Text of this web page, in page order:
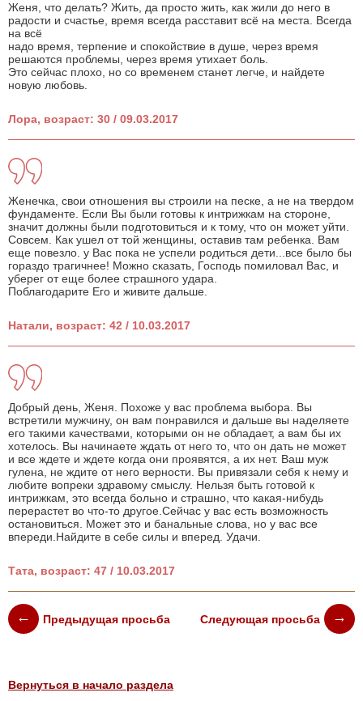
Женя, что делать? Жить, да просто жить, как жили до него в
радости и счастье, время всегда расставит всё на места. Всегда
на всё
надо время, терпение и спокойствие в душе, через время
решаются проблемы, через время утихает боль.
Это сейчас плохо, но со временем станет легче, и найдете
новую любовь.
Лора, возраст: 30 / 09.03.2017
Женечка, свои отношения вы строили на песке, а не на твердом
фундаменте. Если Вы были готовы к интрижкам на стороне,
значит должны были подготовиться и к тому, что он может уйти.
Совсем. Как ушел от той женщины, оставив там ребенка. Вам
еще повезло. у Вас пока не успели родиться дети...все было бы
гораздо трагичнее! Можно сказать, Господь помиловал Вас, и
уберег от еще более страшного удара.
Поблагодарите Его и живите дальше.
Натали, возраст: 42 / 10.03.2017
Добрый день, Женя. Похоже у вас проблема выбора. Вы
встретили мужчину, он вам понравился и дальше вы наделяете
его такими качествами, которыми он не обладает, а вам бы их
хотелось. Вы начинаете ждать от него то, что он дать не может
и все ждете и ждете когда они проявятся, а их нет. Ваш муж
гулена, не ждите от него верности. Вы привязали себя к нему и
любите вопреки здравому смыслу. Нельзя быть готовой к
интрижкам, это всегда больно и страшно, что какая-нибудь
перерастет во что-то другое.Сейчас у вас есть возможность
остановиться. Может это и банальные слова, но у вас все
впереди.Найдите в себе силы и вперед. Удачи.
Тата, возраст: 47 / 10.03.2017
Предыдущая просьба Следующая просьба
Вернуться в начало раздела